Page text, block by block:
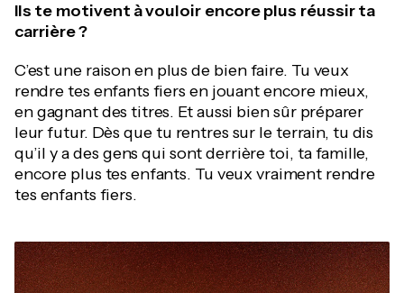
Ils te motivent à vouloir encore plus réussir ta
carrière ?
C’est une raison en plus de bien faire. Tu veux
rendre tes enfants fiers en jouant encore mieux,
en gagnant des titres. Et aussi bien sûr préparer
leur futur. Dès que tu rentres sur le terrain, tu dis
qu’il y a des gens qui sont derrière toi, ta famille,
encore plus tes enfants. Tu veux vraiment rendre
tes enfants fiers.